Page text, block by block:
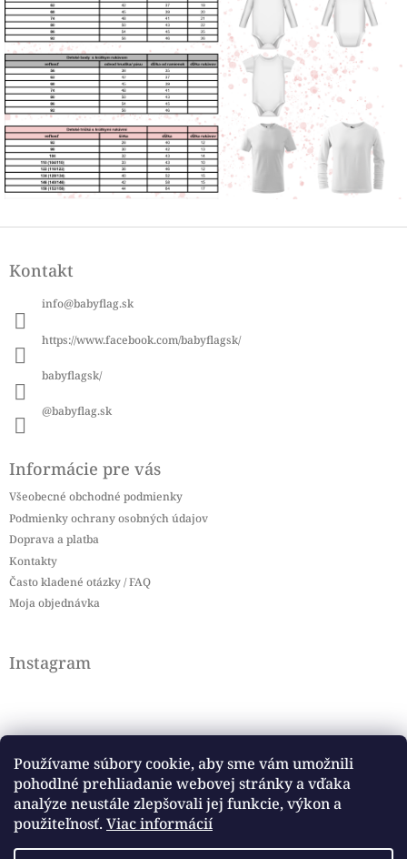
Používame súbory cookie, aby sme vám umožnili
pohodlné prehliadanie webovej stránky a vďaka
analýze neustále zlepšovali jej funkcie, výkon a
použiteľnosť. Viac informácií
pKontakt
info@babyflag.sk
https://www.facebook.com/babyflagsk/
babyflagsk/
@babyflag.sk
Informácie pre vás
Všeobecné obchodné podmienky
Podmienky ochrany osobných údajov
Doprava a platba
Kontakty
Často kladené otázky / FAQ
Moja objednávka
Instagram
Sledovať na Instagrame
Facebook